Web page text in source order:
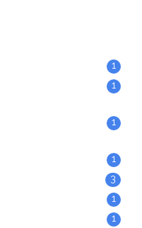
1
1
1
1
3
1
1